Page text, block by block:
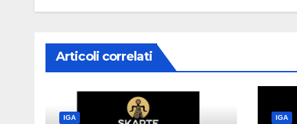
Articoli correlati
IGA IGA